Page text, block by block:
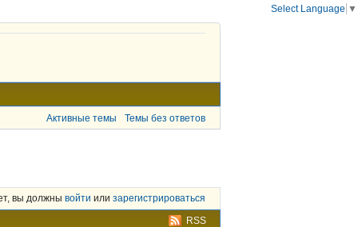
Активные темы Темы без ответов
вы должны войти или зарегистрироваться
RSS
Select Language ▼